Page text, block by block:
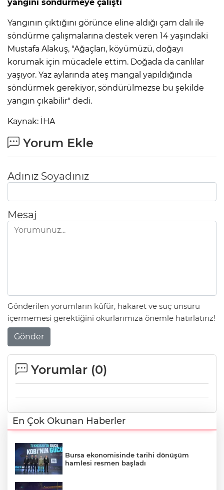
yangını söndürmeye çalıştı
Yangının çıktığını görünce eline aldığı çam dalı ile
söndürme çalışmalarına destek veren 14 yaşındaki
Mustafa Alakuş, "Ağaçları, köyümüzü, doğayı
korumak için mücadele ettim. Doğada da canlılar
yaşıyor. Yaz aylarında ateş mangal yapıldığında
söndürmek gerekiyor, söndürülmezse bu şekilde
yangın çıkabilir" dedi.
Kaynak: İHA
Yorum Ekle
Adınız Soyadınız
Mesaj
Gönderilen yorumların küfür, hakaret ve suç unsuru
içermemesi gerektiğini okurlarımıza önemle hatırlatırız!
Gönder
Yorumlar (0)
En Çok Okunan Haberler
Bursa ekonomisinde tarihi dönüşüm
hamlesi resmen başladı